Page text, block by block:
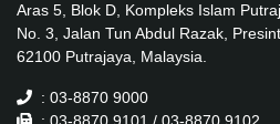
Peta Ibu
Jabatan Mufti Wilayah
Peta Pejabat JMWP
Aras 5, Blok D, Kompleks Islam
No. 3, Jalan Tun Abdul Razak,
62100 Putrajaya, Malaysia.
: 03-8870 9000